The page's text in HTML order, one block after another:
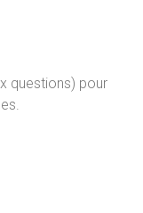
questions) pour